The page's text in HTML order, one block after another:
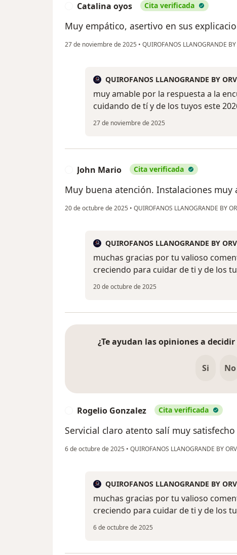
Catalina oyos Cita verificada
Muy empático, asertivo en sus
27 de noviembre de 2025 • QUIROFANOS LLANOGRANDE BY
QUIROFANOS LLANOGRANDE BY
muy amable por la respuesta a la
cuidando de tí y de los tuyos este
27 de noviembre de 2025
John Mario Cita verificada
Muy buena atención. Instalaciones muy
20 de octubre de 2025 • QUIROFANOS LLANOGRANDE BY
QUIROFANOS LLANOGRANDE BY
muchas gracias por tu valioso
creciendo para cuidar de ti y de los
20 de octubre de 2025
¿Te ayudan las opiniones a
Si No
Rogelio Gonzalez Cita verificada
Servicial claro atento salí muy
6 de octubre de 2025 • QUIROFANOS LLANOGRANDE BY
QUIROFANOS LLANOGRANDE BY
muchas gracias por tu valioso
creciendo para cuidar de ti y de los
6 de octubre de 2025